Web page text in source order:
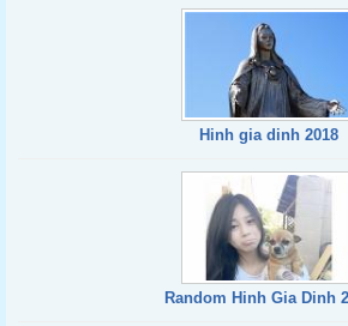
Hinh gia dinh 2018
Random Hinh Gia Dinh